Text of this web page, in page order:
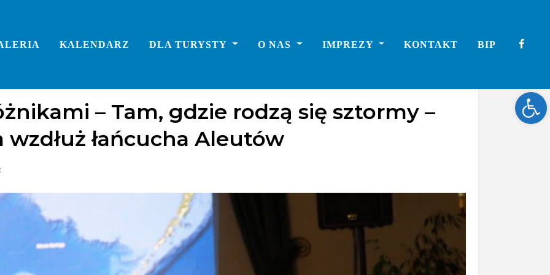
KALENDARZ DLA TURYSTY O NAS IMPREZY KONTAKT BIP
– Tam, gdzie rodzą się sztormy –
łańcucha Aleutów